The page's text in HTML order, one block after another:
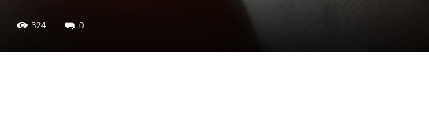
324 0